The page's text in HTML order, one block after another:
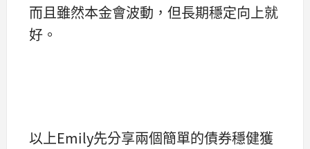
而且雖然本金會波動，但長期穩定向上就
好。
以上Emily先分享兩個簡單的債券穩健獲